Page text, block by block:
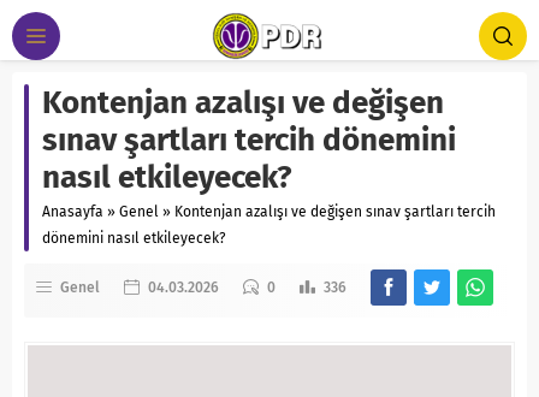
Kontenjan azalışı ve değişen
sınav şartları tercih dönemini
nasıl etkileyecek?
Anasayfa » Genel » Kontenjan azalışı ve değişen sınav şartları tercih
dönemini nasıl etkileyecek?
Genel 04.03.2026 0 336